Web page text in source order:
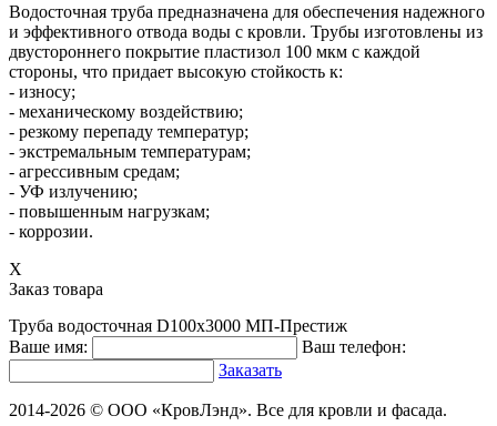
Водосточная труба предназначена для обеспечения надежного
и эффективного отвода воды с кровли. Трубы изготовлены из
двустороннего покрытие пластизол 100 мкм с каждой
стороны, что придает высокую стойкость к:
- износу;
- механическому воздействию;
- резкому перепаду температур;
- экстремальным температурам;
- агрессивным средам;
- УФ излучению;
- повышенным нагрузкам;
- коррозии.
X
Заказ товара
Труба водосточная D100х3000 МП-Престиж
Ваше имя:
Ваш телефон:
Заказать
2014-2026 © ООО «КровЛэнд». Все для кровли и фасада.